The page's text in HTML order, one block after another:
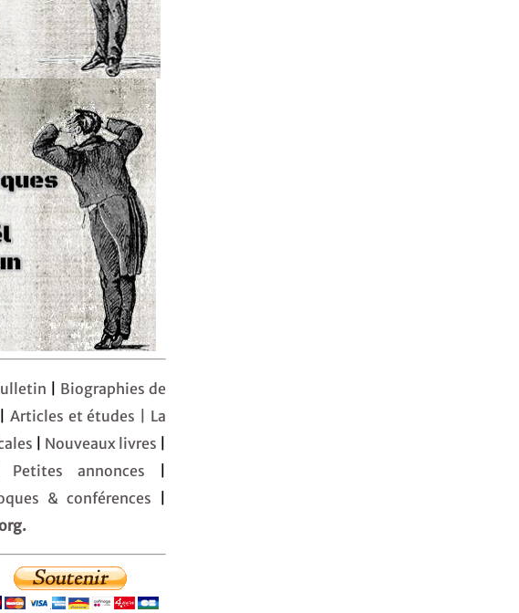
Biographies de
Articles et études | La
Nouveaux livres
Petites annonces
& conférences